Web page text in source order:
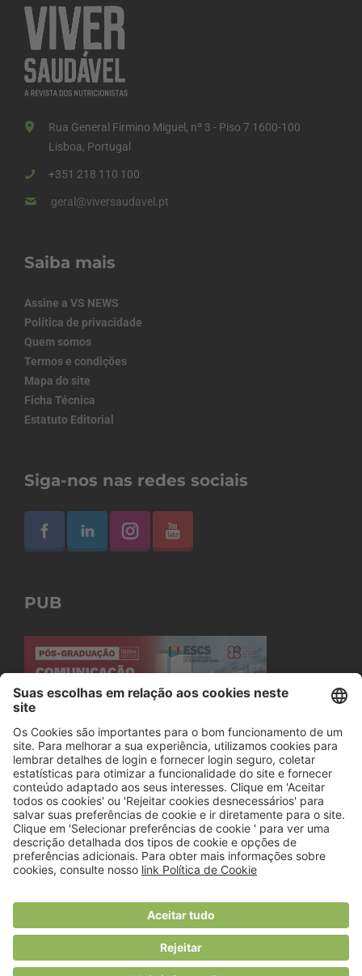
Rua General Firmino Miguel, nº 3 - Piso 7 1600-100
Lisboa, Portugal
+351 218 110 100
geral@viversaudavel.pt
Saiba mais
Assine a VS NEWS
Política de privacidade
Quem somos
Termos e condições
Mapa do site
Ficha Técnica
Estatuto Editorial
Siga-nos nas redes sociais
PUB
© 2018 Viver Saudável
O portal dos profissionais de nutrição